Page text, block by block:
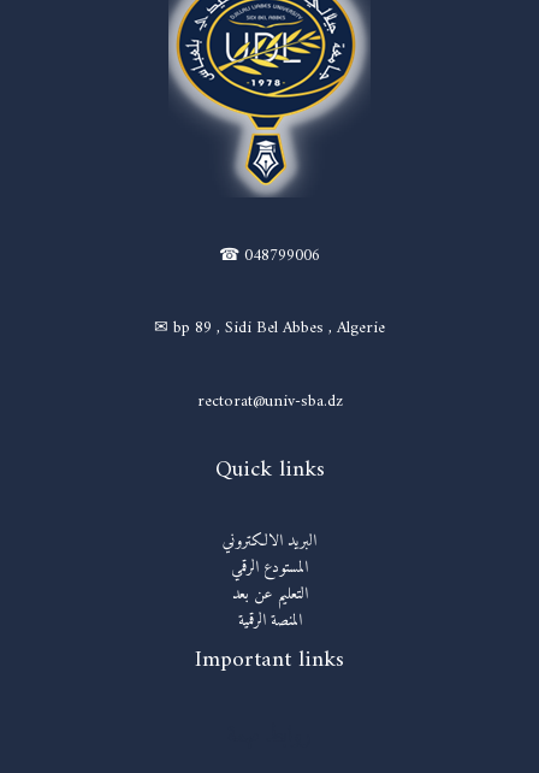
☎ 048799006
✉ bp 89 , Sidi Bel Abbes , Algerie
rectorat@univ-sba.dz
Quick links
البريد الالكتروني
المستودع الرقمي
التعليم عن بعد
المنصة الرقمية
Important links